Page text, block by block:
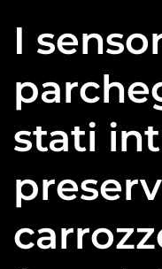
I
stati